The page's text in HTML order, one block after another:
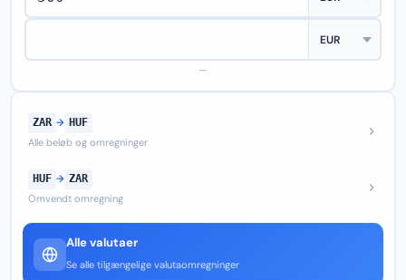
—
ZAR → HUF
Alle beløb og omregninger
HUF → ZAR
Omvendt omregning
Alle valutaer
Se alle tilgængelige valutaomregninger